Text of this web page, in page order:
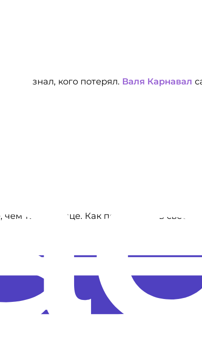
знал, кого потерял. Валя Карнавал
твоё сердце. Как пела в своём